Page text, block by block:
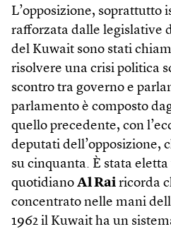
L’opposizione, soprattutto
rafforzata dalle legislative
del Kuwait sono stati
risolvere una crisi politica
scontro tra governo e
parlamento è composto
quello precedente, con
deputati dell’opposizione,
su cinquanta. È stata
quotidiano Al Rai ricorda
concentrato nelle mani
1962 il Kuwait ha un